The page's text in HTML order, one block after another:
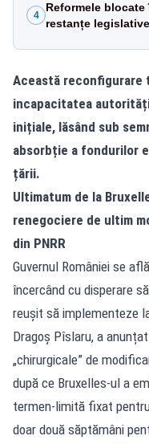
4
Reformele
restanțe legislative
Această reconfigurare
incapacitatea
inițiale, lăsând sub
absorbție a fondurilor
țării.
Ultimatum de la
renegociere de ultim
din PNRR
Guvernul României se
încercând cu disperare
reușit să implementeze
Dragoș Pîslaru, a
„chirurgicale” de
după ce Bruxelles-ul a
termen-limită fixat
doar două săptămâni